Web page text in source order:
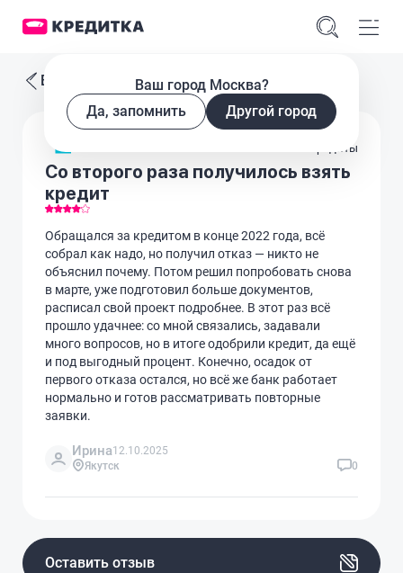
Ваш город Москва?
Да, запомнить
Другой город
Все отзывы
Со второго раза получилось взять
кредит
Кредиты
Обращался за кредитом в конце 2022 года, всё
собрал как надо, но получил отказ — никто не
объяснил почему. Потом решил попробовать снова
в марте, уже подготовил больше документов,
расписал свой проект подробнее. В этот раз всё
прошло удачнее: со мной связались, задавали
много вопросов, но в итоге одобрили кредит, да ещё
и под выгодный процент. Конечно, осадок от
первого отказа остался, но всё же банк работает
нормально и готов рассматривать повторные
заявки.
Ирина12.10.2025
Якутск
0
Оставить отзыв